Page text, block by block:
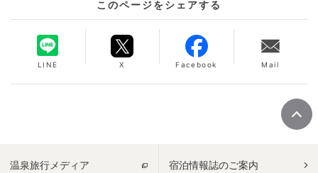
このページをシェアする
LINE X Facebook Mail
温泉旅行メディア 宿泊情報誌のご案内